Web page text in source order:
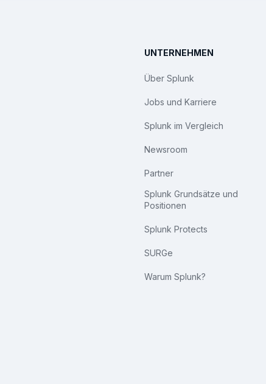
UNTERNEHMEN
Über Splunk
Jobs und Karriere
Splunk im Vergleich
Newsroom
Partner
Splunk Grundsätze und
Positionen
Splunk Protects
SURGe
Warum Splunk?